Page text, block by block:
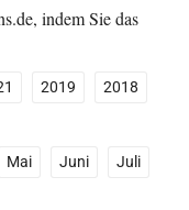
indem Sie das
2019
2018
Mai Juni
Juli